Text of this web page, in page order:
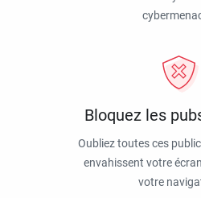
Bloquez les
Oubliez toutes ces
envahissent votre
votre